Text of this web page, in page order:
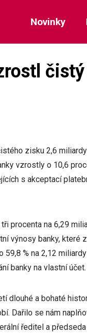
Novinky
čistý
zisku 2,6
vzrostly o 10,6
s akceptací
procenta na 6,29
výnosy banky, které
% na 2,12
banky na vlastní účet.
dlouhé a bohaté
Dařilo se nám
ředitel a